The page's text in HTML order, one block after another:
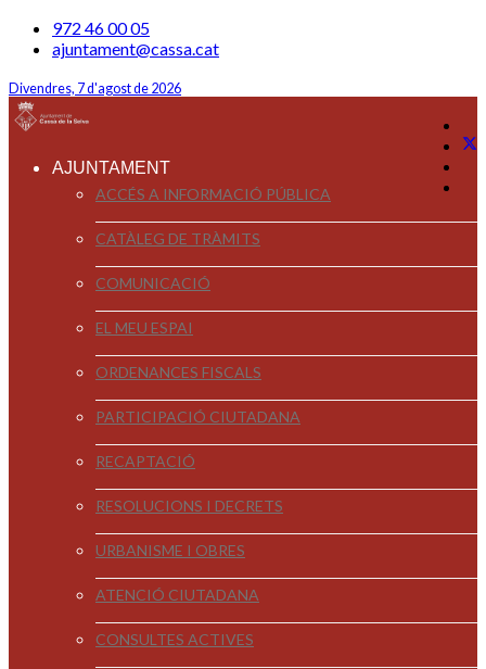
972 46 00 05
ajuntament@cassa.cat
Divendres, 7 d'agost de 2026
AJUNTAMENT
ACCÉS A INFORMACIÓ PÚBLICA
CATÀLEG DE TRÀMITS
COMUNICACIÓ
EL MEU ESPAI
ORDENANCES FISCALS
PARTICIPACIÓ CIUTADANA
RECAPTACIÓ
RESOLUCIONS I DECRETS
URBANISME I OBRES
ATENCIÓ CIUTADANA
CONSULTES ACTIVES